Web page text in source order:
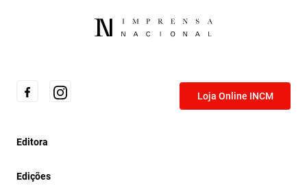
Loja Online INCM
Editora
Edições